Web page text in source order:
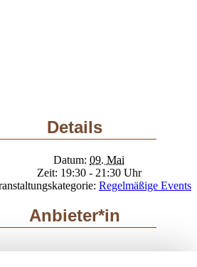
Details
Datum: 09. Mai
Zeit: 19:30 - 21:30
Regelmäßige Events
Anbieter*in